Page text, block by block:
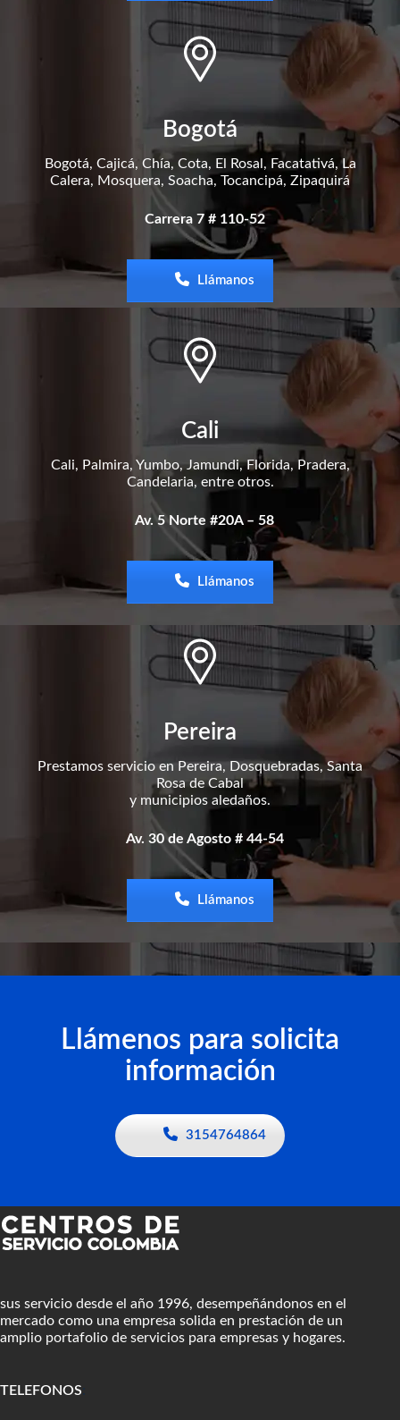
Bogotá
Bogotá, Cajicá, Chía, Cota, El Rosal, Facatativá, La
Calera, Mosquera, Soacha, Tocancipá, Zipaquirá
Carrera 7 # 110-52
Llámanos
Cali
Cali, Palmira, Yumbo, Jamundi, Florida, Pradera,
Candelaria, entre otros.
Av. 5 Norte #20A – 58
Llámanos
Pereira
Prestamos servicio en Pereira, Dosquebradas, Santa
Rosa de Cabal
y municipios aledaños.
Av. 30 de Agosto # 44-54
Llámanos
Llámenos para solicita
información
3154764864
sus servicio desde el año 1996, desempeñándonos en el
mercado como una empresa solida en prestación de un
amplio portafolio de servicios para empresas y hogares.
TELEFONOS